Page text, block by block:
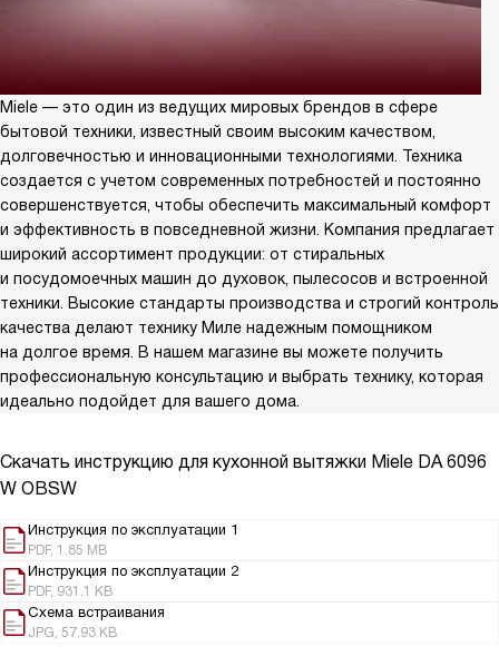
Miele — это один из ведущих мировых брендов в сфере
бытовой техники, известный своим высоким качеством,
долговечностью и инновационными технологиями. Техника
создается с учетом современных потребностей и постоянно
совершенствуется, чтобы обеспечить максимальный комфорт
и эффективность в повседневной жизни. Компания предлагает
широкий ассортимент продукции: от стиральных
и посудомоечных машин до духовок, пылесосов и встроенной
техники. Высокие стандарты производства и строгий контроль
качества делают технику Миле надежным помощником
на долгое время. В нашем магазине вы можете получить
профессиональную консультацию и выбрать технику, которая
идеально подойдет для вашего дома.
Скачать инструкцию для кухонной вытяжки Miele DA 6096
W OBSW
Инструкция по эксплуатации 1
PDF, 1.85 MB
Инструкция по эксплуатации 2
PDF, 931.1 KB
Схема встраивания
JPG, 57.93 KB